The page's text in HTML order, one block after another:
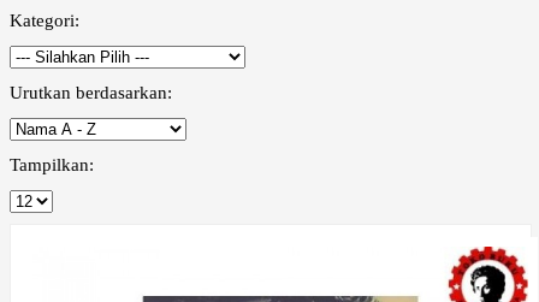
Kategori:
Urutkan berdasarkan:
Tampilkan: